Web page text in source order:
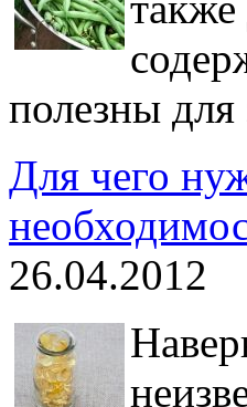
полезны для
Для чего
26.04.2012